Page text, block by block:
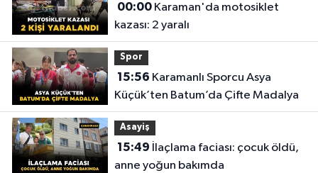
00:00Karaman'da motosiklet
kazası: 2 yaralı
Spor
15:56
Küçük’ten Batum’da Çifte Madalya
Asayiş
15:49
anne yoğun bakımda